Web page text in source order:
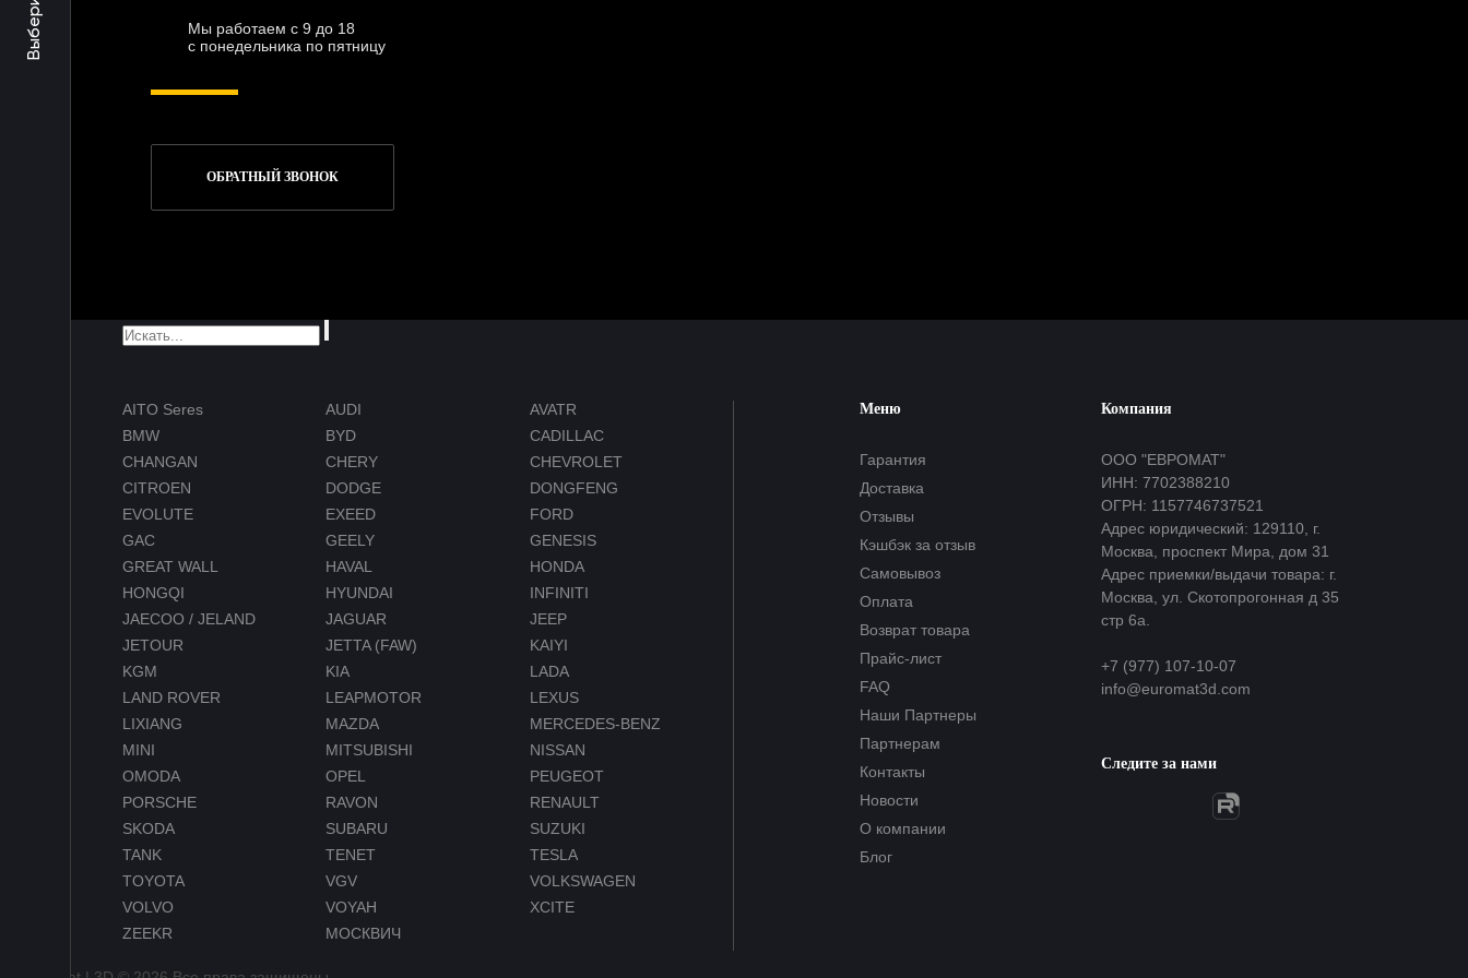
Мы работаем с 9 до 18
с понедельника по пятницу
ОБРАТНЫЙ ЗВОНОК
AITO Seres AUDI
AVATR
BMW
BYD
CADILLAC
CHANGAN
CHERY
CHEVROLET
CITROEN
DODGE
DONGFENG
EVOLUTE
EXEED
FORD
GAC
GEELY
GENESIS
GREAT WALL
HAVAL
HONDA
HONGQI
HYUNDAI
INFINITI
JAECOO / JELAND
JAGUAR
JEEP
JETOUR
JETTA (FAW)
KAIYI
KGM
KIA
LADA
LAND ROVER
LEAPMOTOR
LEXUS
LIXIANG
MAZDA
MERCEDES-BENZ
MINI
MITSUBISHI
NISSAN
OMODA
OPEL
PEUGEOT
PORSCHE
RAVON
RENAULT
SKODA
SUBARU
SUZUKI
TANK
TENET
TESLA
TOYOTA
VGV
VOLKSWAGEN
VOLVO
VOYAH
XCITE
ZEEKR
МОСКВИЧ
Меню
Гарантия
Доставка
Отзывы
Кэшбэк за отзыв
Самовывоз
Оплата
Возврат товара
Прайс-лист
FAQ
Наши Партнеры
Партнерам
Контакты
Новости
О компании
Блог
Компания
ООО "ЕВРОМАТ"
ИНН: 7702388210
ОГРН: 1157746737521
Адрес юридический: 129110, г.
Москва, проспект Мира, дом 31
Адрес приемки/выдачи товара: г.
Москва, ул. Скотопрогонная д 35
стр 6а.
+7 (977) 107-10-07
info@euromat3d.com
Следите за нами